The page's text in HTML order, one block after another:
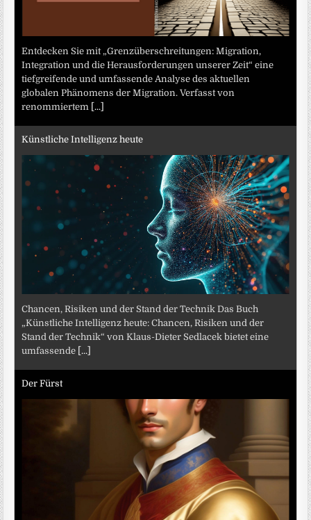
Entdecken Sie mit „Grenzüberschreitungen: Migration,
Integration und die Herausforderungen unserer Zeit“ eine
tiefgreifende und umfassende Analyse des aktuellen
globalen Phänomens der Migration. Verfasst von
renommiertem [...]
Künstliche Intelligenz heute
Chancen, Risiken und der Stand der Technik Das Buch
„Künstliche Intelligenz heute: Chancen, Risiken und der
Stand der Technik“ von Klaus-Dieter Sedlacek bietet eine
umfassende [...]
Der Fürst